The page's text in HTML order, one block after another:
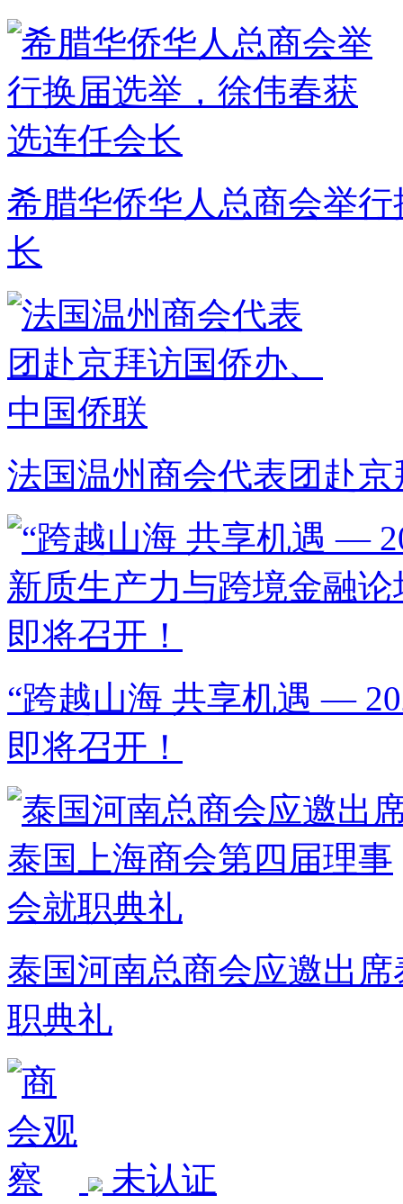
希腊华侨华人总商会举
长
法国温州商会代表团赴
“跨越山海 共享机遇 —
即将召开！
泰国河南总商会应邀出
职典礼
未认证